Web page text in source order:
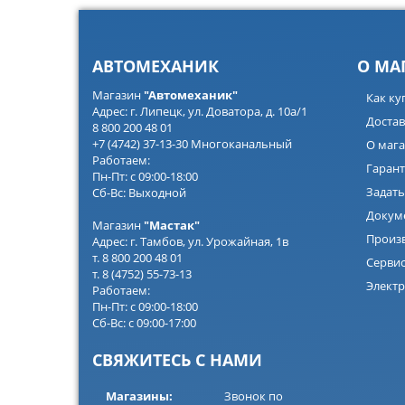
АВТОМЕХАНИК
Магазин"Автомеханик"
Адрес: г. Липецк, ул. Доватора, д. 10а/1
8 800 200 48 01
+7 (4742) 37-13-30 Многоканальный
Работаем:
Пн-Пт: с 09:00-18:00
Сб-Вс: Выходной
Магазин "Мастак"
Адрес: г. Тамбов, ул. Урожайная, 1в
т. 8 800 200 48 01
т. 8 (4752) 55-73-13
Работаем:
Пн-Пт: с 09:00-18:00
Сб-Вс: с 09:00-17:00
СВЯЖИТЕСЬ С НАМИ
Магазины: Звонок по
О
Как
О
Сервис